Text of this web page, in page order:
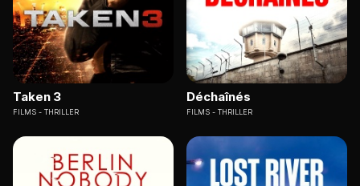
Taken 3
FILMS THRILLER
Déchaînés
FILMS THRILLER